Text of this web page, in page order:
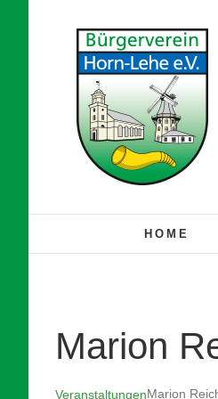
HOME
Marion
VeranstaltungenMarion